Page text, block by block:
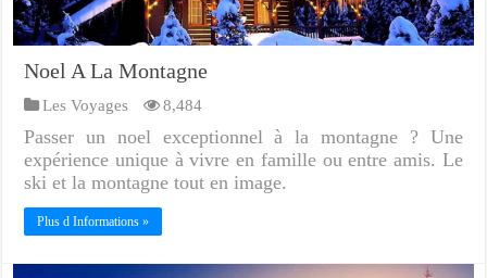
Noel A La Montagne
Les Voyages 8,484
Passer un noel exceptionnel à la montagne ? Une
expérience unique à vivre en famille ou entre amis. Le
ski et la montagne tout en image.
Plus d Informations »